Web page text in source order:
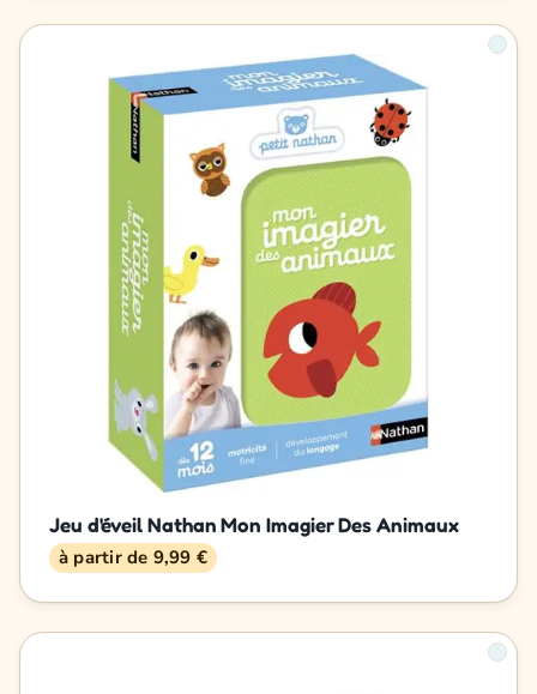
Jeu d'éveil Nathan Mon Imagier Des Animaux
à partir de 9,99 €